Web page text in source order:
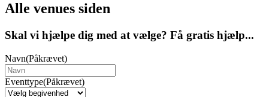
Alle venues siden
Skal vi hjælpe dig med at vælge? Få gratis hjælp...
Navn(Påkrævet)
Eventtype(Påkrævet)